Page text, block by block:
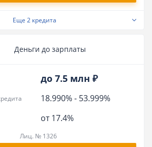
Еще 2 кредита
Деньги до зарплаты
до 7.5 млн ₽
18.990%- 53.999%
от 17.4%
Лиц. № 1326